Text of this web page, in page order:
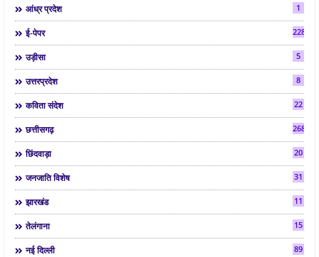
आंध्र प्रदेश 1
ई-पेपर 2286
उड़ीसा 5
उत्तरप्रदेश 8
कविता संदेश 22
छत्तीसगढ़ 268
छिंदवाड़ा 20
जनजाति विशेष 31
झारखंड 11
तेलंगाना 15
नई दिल्ली 89